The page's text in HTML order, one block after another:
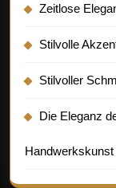
Zeitlose
Stilvolle
Stilvoller
Die Eleganz